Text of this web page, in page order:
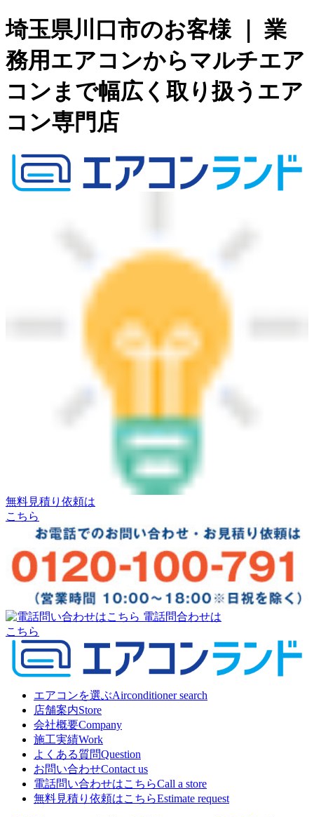
埼玉県川口市のお客様 ｜ 業
務用エアコンからマルチエア
コンまで幅広く取り扱うエア
コン専門店
無料見積り依頼は
こちら
電話問合わせは
こちら
エアコンを選ぶAirconditioner search
店舗案内Store
会社概要Company
施工実績Work
よくある質問Question
お問い合わせContact us
電話問い合わせはこちらCall a store
無料見積り依頼はこちらEstimate request